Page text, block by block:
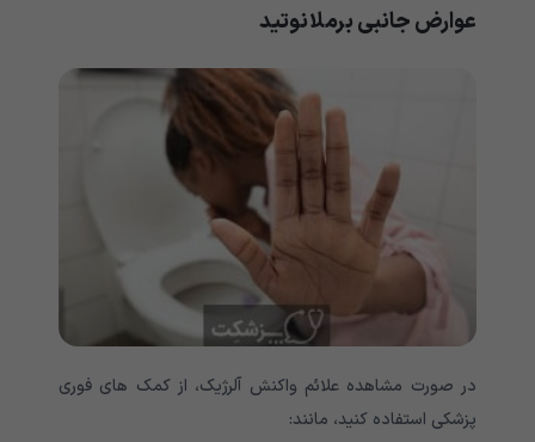
عوارض جانبی برملانوتید
در صورت مشاهده علائم واکنش آلرژیک، از کمک های فوری
پزشکی استفاده کنید، مانند: